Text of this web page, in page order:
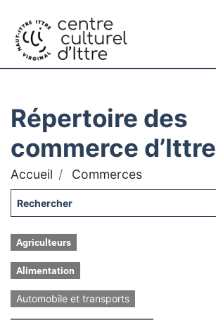
Répertoire des
commerce d’Ittre
Accueil Commerces
Agriculteurs
Alimentation
Automobile et transports